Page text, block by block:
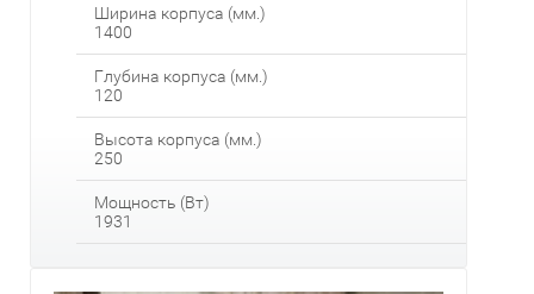
Ширина корпуса (мм.)
1400
Глубина корпуса (мм.)
120
Высота корпуса (мм.)
250
Мощность (Вт)
1931